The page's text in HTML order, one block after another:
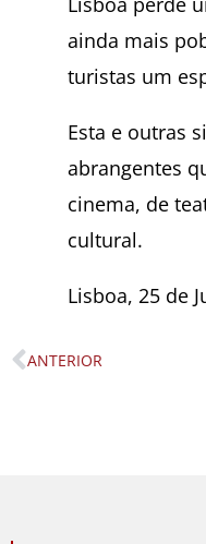
ainda mais
turistas um
Esta e outras
abrangentes
cinema, de
cultural.
Lisboa, 25 de
Prev
ANTERIOR